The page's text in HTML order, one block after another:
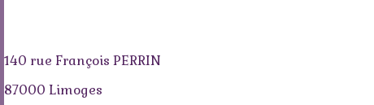
140 rue François PERRIN
87000 Limoges